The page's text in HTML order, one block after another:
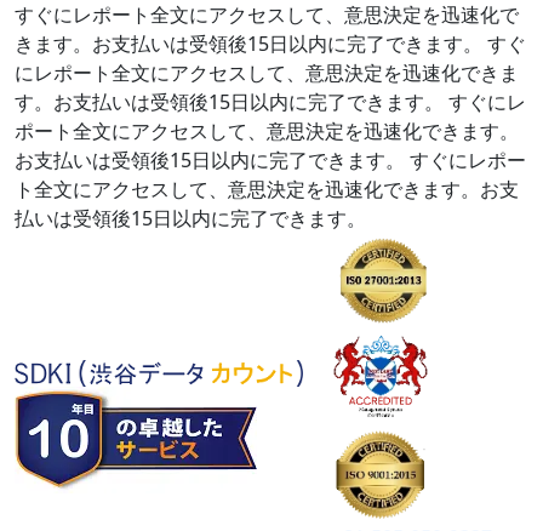
すぐにレポート全文にアクセスして、意思決定を迅速化で
きます。お支払いは受領後15日以内に完了できます。
すぐ
にレポート全文にアクセスして、意思決定を迅速化できま
す。お支払いは受領後15日以内に完了できます。
すぐにレ
ポート全文にアクセスして、意思決定を迅速化できます。
お支払いは受領後15日以内に完了できます。
すぐにレポー
ト全文にアクセスして、意思決定を迅速化できます。お支
払いは受領後15日以内に完了できます。